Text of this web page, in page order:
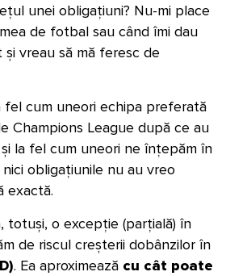
unei obligațiuni? Nu-mi place
de fotbal sau când îmi dau
vreau să mă feresc de
fel cum uneori echipa preferată
Champions League după ce au
la fel cum uneori ne înțepăm în
obligațiunile nu au vreo
exactă.
totuși, o excepție (parțială) în
de riscul creșterii dobânzilor în
. Ea aproximează cu cât poate